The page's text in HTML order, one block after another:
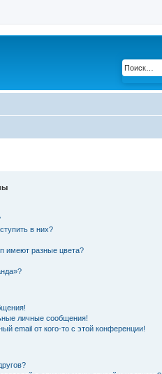
в них?
имеют разные цвета?
личные сообщения!
email от кого-то с этой конференции!